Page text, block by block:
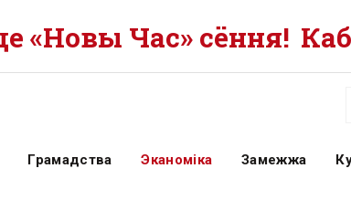
«Новы Час» сёння!
Грамадства Эканоміка Замежжа